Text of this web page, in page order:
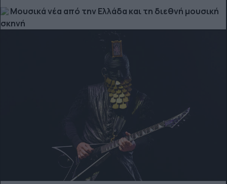
Μουσικά νέα από την Ελλάδα και τη διεθνή μουσική
σκηνή